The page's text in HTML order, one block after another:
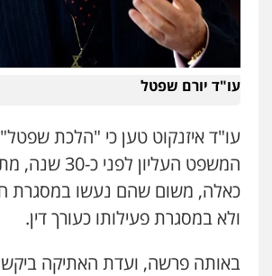
עו"ד יורם שפטל
עו"ד איזנקוט טען כי "הלכת
המשפט העליון
כאלה, משום שהם נעשו במסגרת
ולא במסגרת פעילותו כעורך דין.
באותה פרשה, ועדת האתיקה